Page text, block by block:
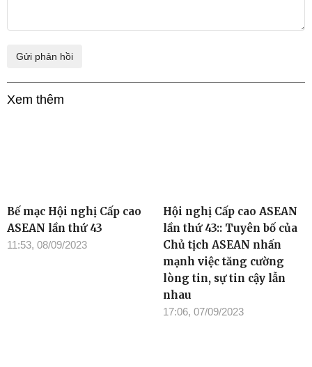
Xem thêm
Bế mạc Hội nghị Cấp cao
ASEAN lần thứ 43
11:53, 08/09/2023
Hội nghị Cấp cao ASEAN
lần thứ 43:: Tuyên bố của
Chủ tịch ASEAN nhấn
mạnh việc tăng cường
lòng tin, sự tin cậy lẫn
nhau
17:06, 07/09/2023